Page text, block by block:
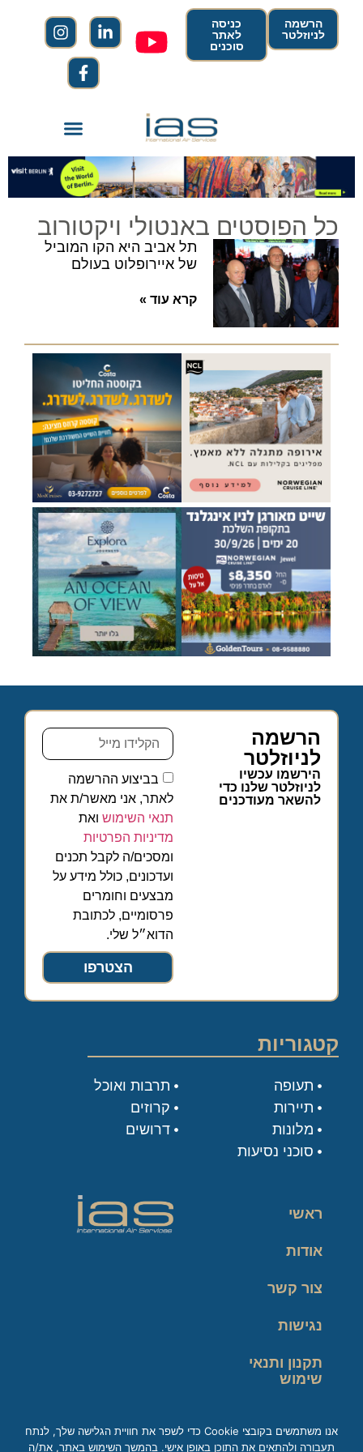
הרשמה
לניוזלטר
כניסה
לאתר
סוכנים
כל הפוסטים באנטולי ויקטורוב
תל אביב היא הקו המוביל
של איירופלוט בעולם
קרא עוד »
הרשמה
לניוזלטר
הירשמו עכשיו
לניוזלטר שלנו כדי
להשאר מעודכנים
בביצוע ההרשמה
לאתר, אני מאשר/ת את
תנאי השימוש ואת
מדיניות הפרטיות
ומסכים/ה לקבל תכנים
ועדכונים, כולל מידע על
מבצעים וחומרים
פרסומיים, לכתובת
הדוא״ל שלי.
הצטרפו
קטגוריות
תעופה
תיירות
מלונות
סוכני נסיעות
תרבות ואוכל
קרוזים
דרושים
ראשי
אודות
צור קשר
נגישות
תקנון ותנאי
שימוש
אנו משתמשים בקובצי Cookie כדי לשפר את חוויית הגלישה שלך, לנתח
תעבורה ולהתאים את התוכן באופן אישי. בהמשך השימוש באתר, את/ה